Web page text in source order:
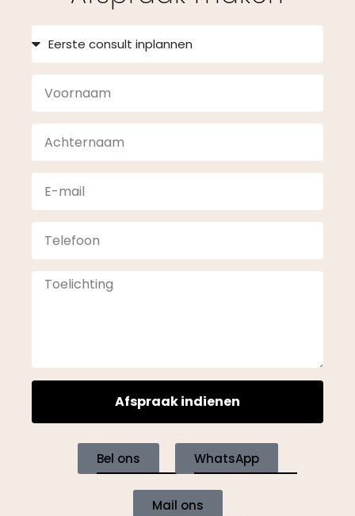
Afspraak indienen
Bel ons WhatsApp
Mail ons